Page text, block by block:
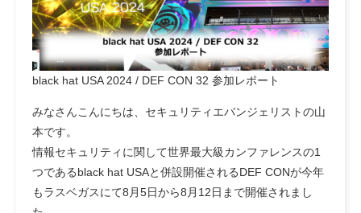
black hat USA 2024 / DEF CON 32 参加レポート
みなさんこんにちは、セキュリティエバンジェリストの山
本です。
情報セキュリティに関して世界最大級カンファレンスの1
つであるblack hat USAと併設開催されるDEF CONが今年
もラスベガスにて8月5日から8月12日まで開催されまし